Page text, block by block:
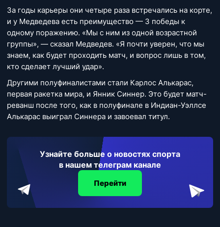
За годы карьеры они четыре раза встречались на корте,
и у Медведева есть преимущество — 3 победы к
одному поражению. «Мы с ним из одной возрастной
группы», — сказал Медведев. «Я почти уверен, что мы
знаем, как будет проходить матч, и вопрос лишь в том,
кто сделает лучший удар».
Другими полуфиналистами стали Карлос Алькарас,
первая ракетка мира, и Янник Синнер. Это будет матч-
реванш после того, как в полуфинале в Индиан-Уэллсе
Алькарас выиграл Синнера и завоевал титул.
Узнайте больше о новостях спорта
в нашем телеграм канале
Перейти